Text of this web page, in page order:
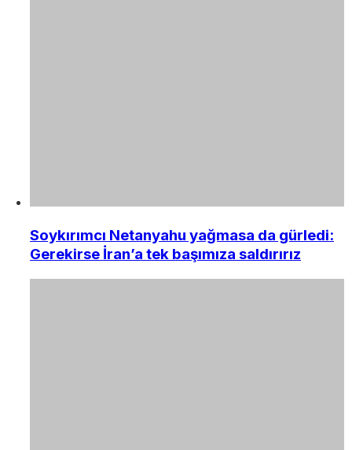
Soykırımcı Netanyahu yağmasa da gürledi:
Gerekirse İran’a tek başımıza saldırırız